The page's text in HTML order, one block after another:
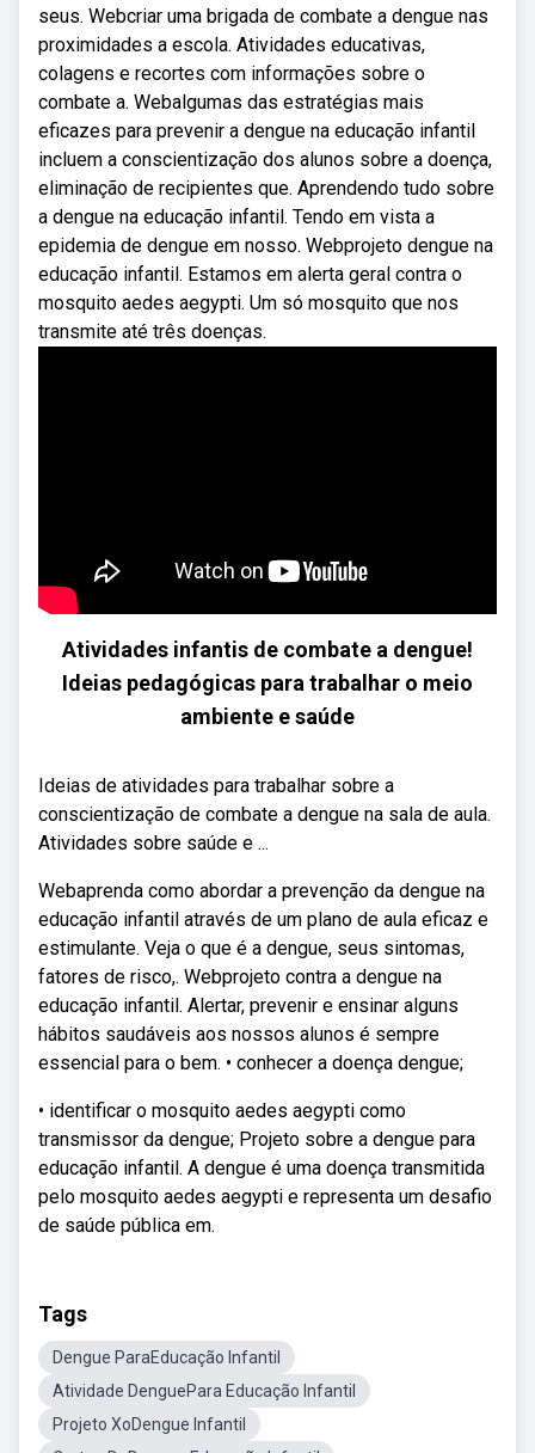
seus. Webcriar uma brigada de combate a dengue nas
proximidades a escola. Atividades educativas,
colagens e recortes com informações sobre o
combate a. Webalgumas das estratégias mais
eficazes para prevenir a dengue na educação infantil
incluem a conscientização dos alunos sobre a doença,
eliminação de recipientes que. Aprendendo tudo sobre
a dengue na educação infantil. Tendo em vista a
epidemia de dengue em nosso. Webprojeto dengue na
educação infantil. Estamos em alerta geral contra o
mosquito aedes aegypti. Um só mosquito que nos
transmite até três doenças.
Atividades infantis de combate a dengue!
Ideias pedagógicas para trabalhar o meio
ambiente e saúde
Ideias de atividades para trabalhar sobre a
conscientização de combate a dengue na sala de aula.
Atividades sobre saúde e ...
Webaprenda como abordar a prevenção da dengue na
educação infantil através de um plano de aula eficaz e
estimulante. Veja o que é a dengue, seus sintomas,
fatores de risco,. Webprojeto contra a dengue na
educação infantil. Alertar, prevenir e ensinar alguns
hábitos saudáveis aos nossos alunos é sempre
essencial para o bem. • conhecer a doença dengue;
• identificar o mosquito aedes aegypti como
transmissor da dengue; Projeto sobre a dengue para
educação infantil. A dengue é uma doença transmitida
pelo mosquito aedes aegypti e representa um desafio
de saúde pública em.
Tags
Dengue ParaEducação Infantil
Atividade DenguePara Educação Infantil
Projeto XoDengue Infantil